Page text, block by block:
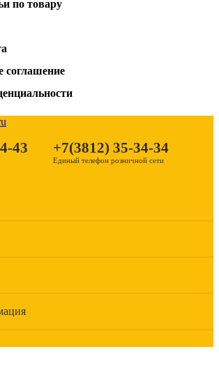
по товару
соглашение
43 +7(3812) 35-34-34
Единый телефон розничной сети